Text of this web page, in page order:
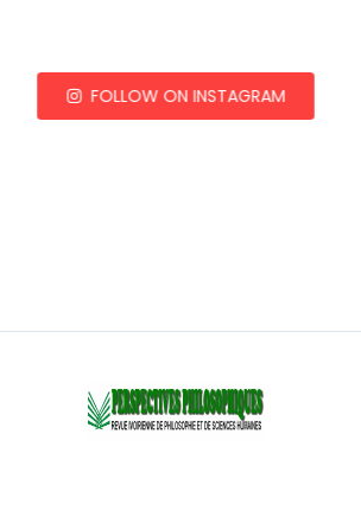
FOLLOW ON INSTAGRAM